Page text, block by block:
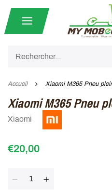
Accueil Xiaomi M365 Pneu
Xiaomi M365 Pneu
Xiaomi
€20,00